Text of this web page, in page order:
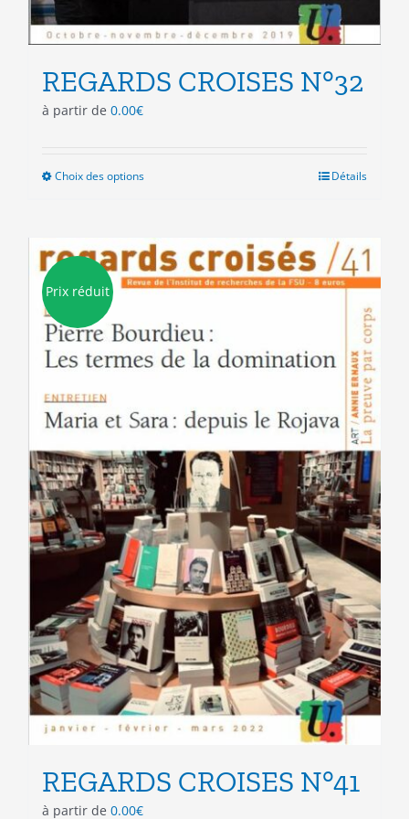
REGARDS CROISES N°32
à partir de 0.00€
Choix des optionsCe
plusieurs
variations.
Les
être
choisies
page
produit
Détails
Prix réduit
REGARDS CROISES N°41
à partir de 0.00€